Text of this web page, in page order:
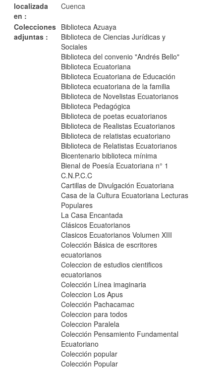
localizada
en :
Cuenca
Colecciones
adjuntas :
Biblioteca Azuaya
Biblioteca de Ciencias Jurídicas y
Sociales
Biblioteca del convenio "Andrés Bello"
Biblioteca Ecuatoriana
Biblioteca Ecuatoriana de Educación
Biblioteca ecuatoriana de la familia
Biblioteca de Novelistas Ecuatorianos
Biblioteca Pedagógica
Biblioteca de poetas ecuatorianos
Biblioteca de Realistas Ecuatorianos
Biblioteca de relatistas ecuatoriano
Biblioteca de Relatistas Ecuatorianos
Bicentenario biblioteca mínima
Bienal de Poesía Ecuatoriana n° 1
C.N.P.C.C
Cartillas de Divulgación Ecuatoriana
Casa de la Cultura Ecuatoriana Lecturas
Populares
La Casa Encantada
Clásicos Ecuatorianos
Clasicos Ecuatorianos Volumen XIII
Colección Básica de escritores
ecuatorianos
Coleccion de estudios cientificos
ecuatorianos
Colección Línea imaginaria
Coleccion Los Apus
Colección Pachacamac
Coleccion para todos
Coleccion Paralela
Colección Pensamiento Fundamental
Ecuatoriano
Colección popular
Colección Popular